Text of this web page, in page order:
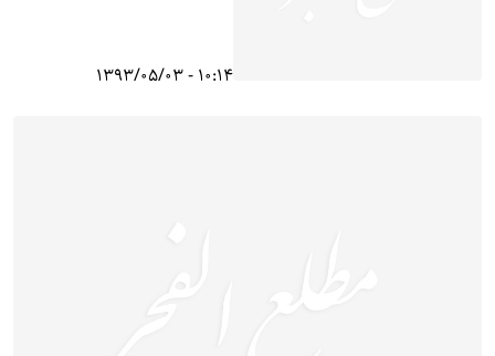
10:14 - 1393/05/03